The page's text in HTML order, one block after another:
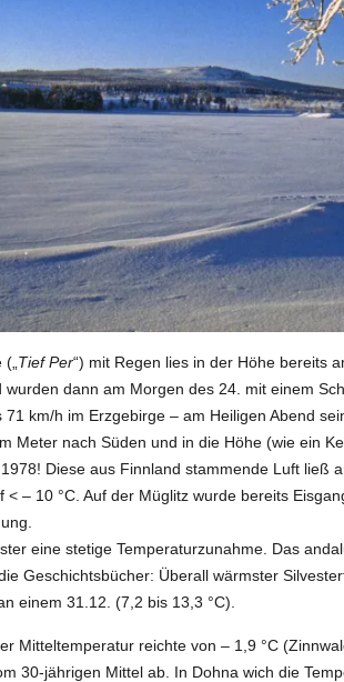
Tief Per“) mit Regen lies in der Höhe bereits
wurden dann am Morgen des 24. mit einem
km/h im Erzgebirge – am Heiligen Abend
Meter nach Süden und in die Höhe (wie ein
Diese aus Finnland stammende Luft ließ
< – 10 °C. Auf der Müglitz wurde bereits
eine stetige Temperaturzunahme. Das
Geschichtsbücher: Überall wärmster
einem 31.12. (7,2 bis 13,3 °C).
Mitteltemperatur reichte von – 1,9 °C
30-jährigen Mittel ab. In Dohna wich die